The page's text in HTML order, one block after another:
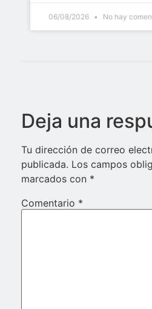
06/08/2026 No hay
Deja una
Tu dirección de correo
publicada. Los campos
marcados con *
Comentario *